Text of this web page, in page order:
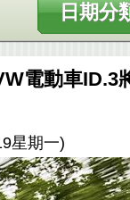
日期分
電動車ID.3
星期一)